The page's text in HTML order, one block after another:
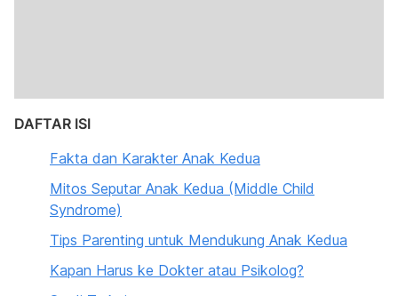
DAFTAR ISI
Fakta dan Karakter Anak Kedua
Mitos Seputar Anak Kedua (Middle Child
Syndrome)
Tips Parenting untuk Mendukung Anak Kedua
Kapan Harus ke Dokter atau Psikolog?